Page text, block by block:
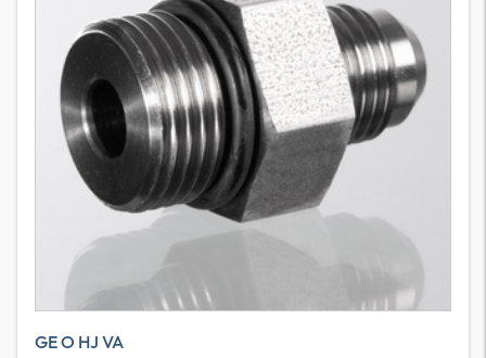
GE O HJ VA